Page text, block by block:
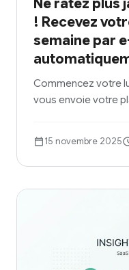
Ne ratez plus
! Recevez
semaine par
Commencez votre
vous envoie votre
15 novembre 2025